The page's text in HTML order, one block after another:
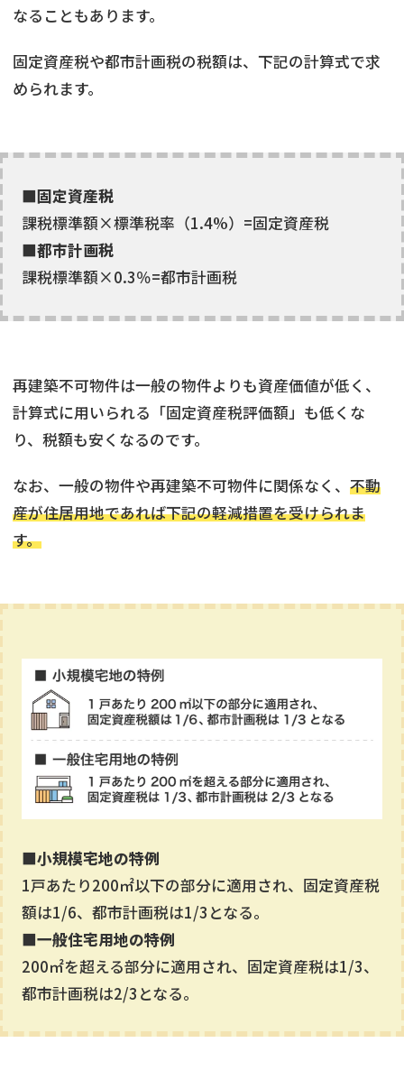
なることもあります。
固定資産税や都市計画税の税額は、下記の計算式で求
められます。
■固定資産税
課税標準額×標準税率（1.4%）=固定資産税
■都市計画税
課税標準額×0.3％=都市計画税
再建築不可物件は一般の物件よりも資産価値が低く、
計算式に用いられる「固定資産税評価額」も低くな
り、税額も安くなるのです。
なお、一般の物件や再建築不可物件に関係なく、 不動
産が住居用地であれば下記の軽減措置を受けられま
す。
■小規模宅地の特例
1戸あたり200㎡以下の部分に適用され、固定資産税
額は1/6、都市計画税は1/3となる。
■一般住宅用地の特例
200㎡を超える部分に適用され、固定資産税は1/3、
都市計画税は2/3となる。